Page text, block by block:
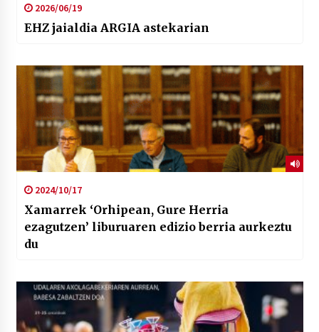
2026/06/19
EHZ jaialdia ARGIA astekarian
2024/10/17
Xamarrek ‘Orhipean, Gure Herria
ezagutzen’ liburuaren edizio berria aurkeztu
du